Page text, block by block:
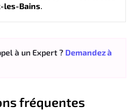
les-Bains.
à un Expert ? Demandez à
fréquentes